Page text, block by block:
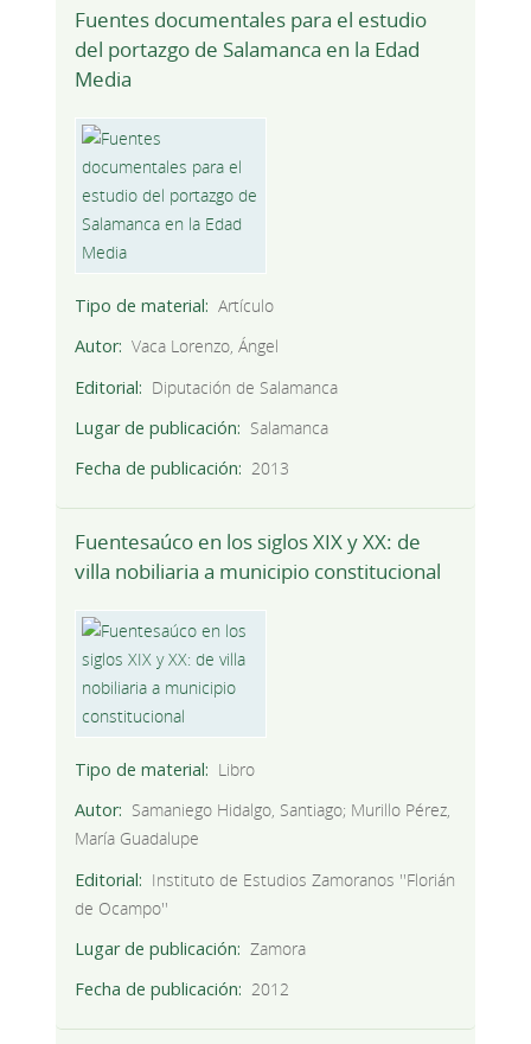
Fuentes documentales para el estudio
del portazgo de Salamanca en la Edad
Media
Tipo de material
Artículo
Autor
Vaca Lorenzo, Ángel
Editorial
Diputación de Salamanca
Lugar de publicación
Salamanca
Fecha de publicación
2013
Fuentesaúco en los siglos XIX y XX: de
villa nobiliaria a municipio constitucional
Tipo de material
Libro
Autor
Samaniego Hidalgo, Santiago; Murillo Pérez,
María Guadalupe
Editorial
Instituto de Estudios Zamoranos ''Florián
de Ocampo''
Lugar de publicación
Zamora
Fecha de publicación
2012